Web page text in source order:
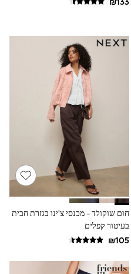
חום שוקולד - מכנסי צ'ינו בגזרת חבית
בעיטור קפלים